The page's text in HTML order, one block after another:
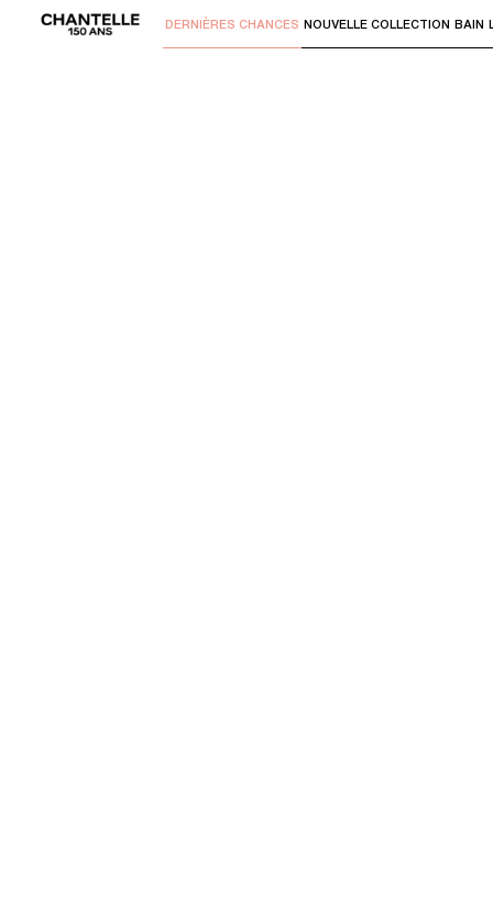
Utilisez "Flèche bas" ou "Entrer" pour
DERNIÈRES CHANCES NOUVELLE COLLECTION BAIN